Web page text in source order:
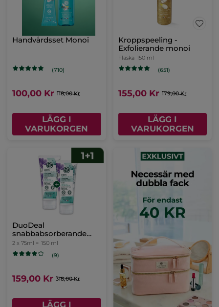
Handvårdsset Monoi
(710)
100,00 Kr 118,00 Kr
LÄGG I
VARUKORGEN
Kroppspeeling -
Exfolierande monoi
Flaska 150 ml
(651)
155,00 Kr 179,00 Kr
LÄGG I
VARUKORGEN
DuoDeal
snabbabsorberande
fotkräm
2 x 75ml = 150 ml
(9)
159,00 Kr 318,00 Kr
LÄGG I